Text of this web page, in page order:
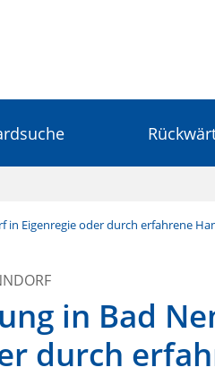
in Eigenregie oder durch erfahrene
in Bad
durch